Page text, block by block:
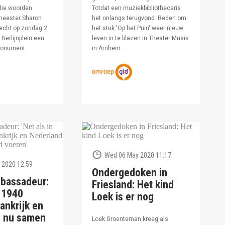
woorden
Sharon
op zondag 2
een
Totdat een muziekbibliothecaris
het onlangs terugvond. Reden om
het stuk 'Op het Puin' weer nieuw
leven in te blazen in Theater Musis
in Arnhem.
12:59
en
samen
Wed 06 May 2020 11:17
Ondergedoken in
Friesland: Het kind
Loek is er nog
Loek Groenteman kreeg als